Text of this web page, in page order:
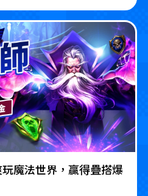
魔法世界，贏得疊搭爆